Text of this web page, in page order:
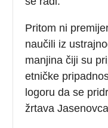
Pritom ni
naučili iz
manjina čiji su
etničke
logoru da se
žrtava